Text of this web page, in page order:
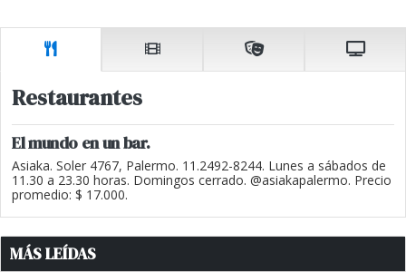
Restaurantes
El mundo en un bar.
Asiaka. Soler 4767, Palermo. 11.2492-8244. Lunes a sábados de
11.30 a 23.30 horas. Domingos cerrado. @asiakapalermo. Precio
promedio: $ 17.000.
MÁS LEÍDAS